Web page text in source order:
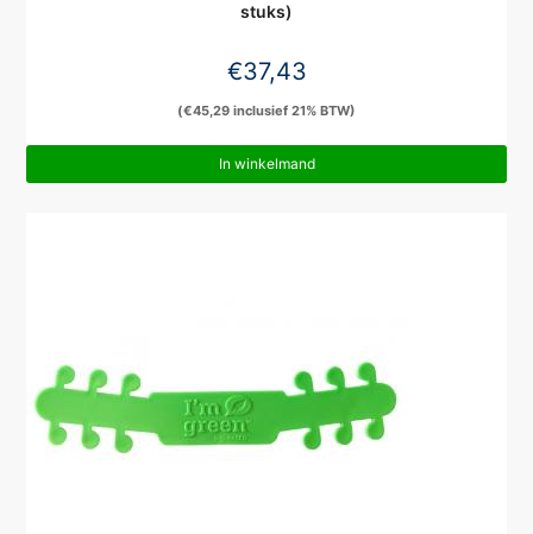
stuks)
€37,43
(€45,29 inclusief 21% BTW)
In winkelmand